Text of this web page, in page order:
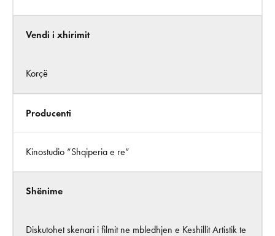
Vendi i xhirimit
Korçë
Producenti
Kinostudio “Shqiperia e re”
Shënime
Diskutohet skenari i filmit ne mbledhjen e Keshillit Artistik te